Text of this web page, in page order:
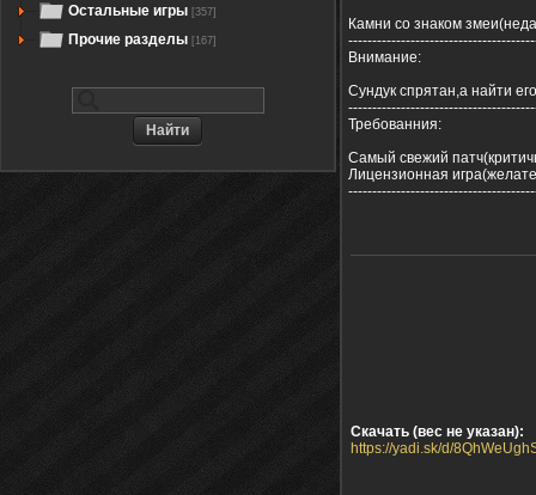
Остальные игры [357]
Прочие разделы [167]
Камни со знаком
Внимание:
Сундук спрятан,а найти
Требованния:
Самый свежий
Лицензионная
Скачать (вес не указан):
https://yadi.sk/d/